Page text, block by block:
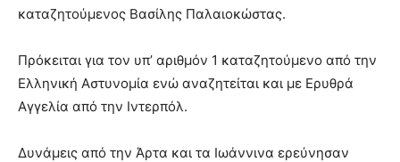
καταζητούμενος Βασίλης Παλαιοκώστας.
Πρόκειται για τον υπ’ αριθμόν 1 καταζητούμενο από την
Ελληνική Αστυνομία ενώ αναζητείται και με Ερυθρά
Αγγελία από την Ιντερπόλ.
Δυνάμεις από την Άρτα και τα Ιωάννινα ερεύνησαν